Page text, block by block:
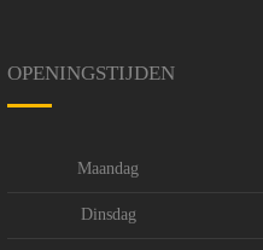
OPENINGSTIJDEN
Maandag
Dinsdag